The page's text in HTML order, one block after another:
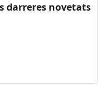
darreres novetats